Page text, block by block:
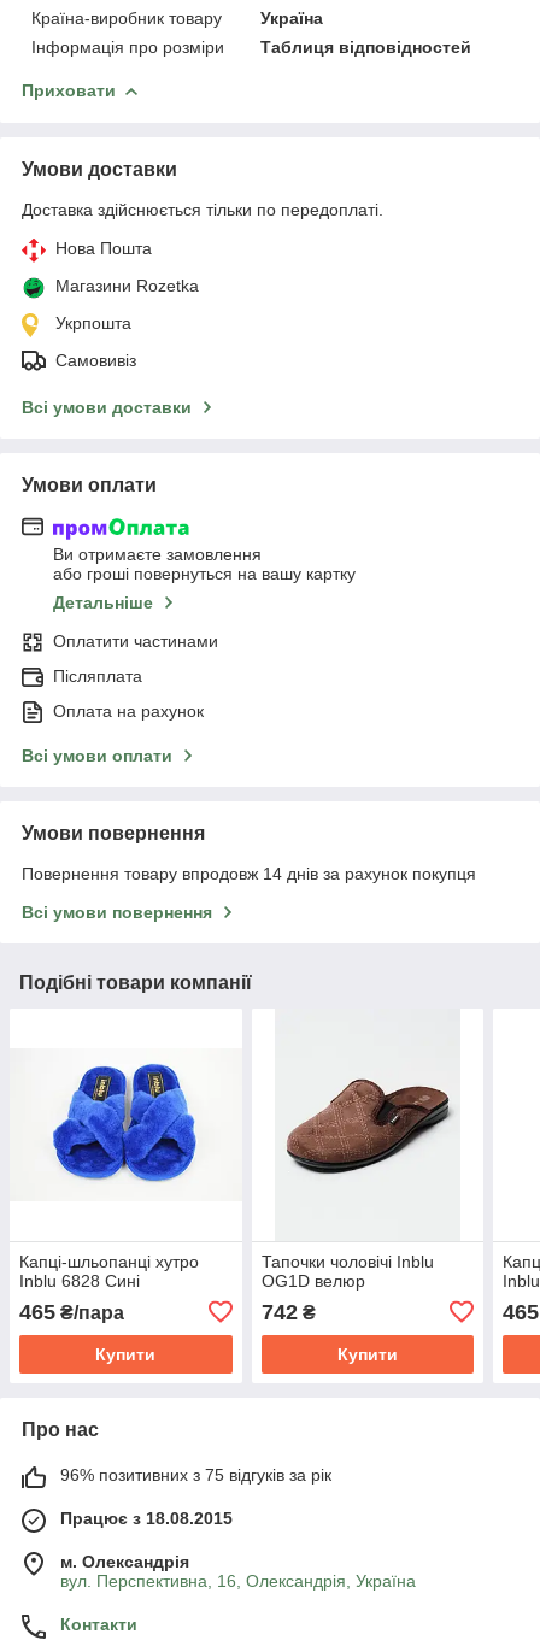
Країна-виробник товару
Україна
Інформація про розміри
Таблиця відповідностей
Приховати
Умови доставки
Доставка здійснюється тільки по передоплаті.
Нова Пошта
Магазини Rozetka
Укрпошта
Самовивіз
Всі умови доставки
Умови оплати
Ви отримаєте замовлення
або гроші повернуться на вашу картку
Детальніше
Оплатити частинами
Післяплата
Оплата на рахунок
Всі умови оплати
Умови повернення
Повернення товару впродовж 14 днів за рахунок покупця
Всі умови повернення
Подібні товари компанії
Капці-шльопанці хутро
Inblu 6828 Сині
465 ₴/пара
Купити
Тапочки чоловічі Inblu
OG1D велюр
742₴
Купити
465
Про нас
96% позитивних з 75 відгуків за рік
Працює з 18.08.2015
м. Олександрія
вул. Перспективна, 16, Олександрія, Україна
Контакти